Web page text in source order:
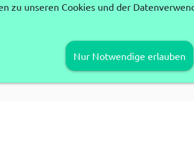
zu unseren Cookies und der
Nur Notwendige erlauben